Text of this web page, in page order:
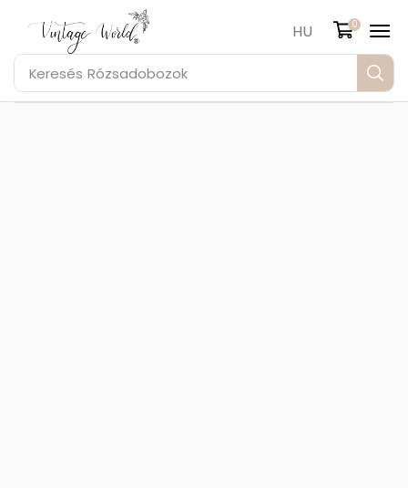
Keresés Rózsadobozok
HU 0